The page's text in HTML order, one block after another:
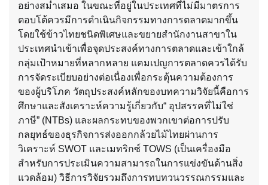
อย่างสม่ำเสมอ ในขณะที่อยู่ในประเทศที่ไม่มีมาตรการ
ตอบโต้ควรมีการดำเนินกิจกรรมทางการตลาดมากขึ้น
โดยใช้ข้าวไทยชนิดพิเศษและขยายสำนักงานสาขาใน
ประเทศนำเข้าเพื่อจุดประสงค์ทางการตลาดและเข้าใกล้
กลุ่มเป้าหมายที่หลากหลาย แคมเปญการตลาดควรได้รับ
การจัดระเบียบอย่างต่อเนื่องเพื่อกระตุ้นความต้องการ
ของผู้บริโภค วัตถุประสงค์หลักของบทความวิจัยนี้คือการ
ศึกษาและสังเคราะห์ความรู้เกี่ยวกับ“ อุปสรรคที่ไม่ใช่
ภาษี” (NTBs) และผลกระทบของพวกเขาต่อการปรับ
กลยุทธ์ของธุรกิจการส่งออกกล้วยไม้ไทยผ่านการ
วิเคราะห์ SWOT และเมทริกซ์ TOWS (เป็นเครื่องมือ
สำหรับการประเมินความสามารถในการแข่งขันด้านสิ่ง
แวดล้อม) วิธีการวิจัยรวมถึงการทบทวนวรรณกรรมและ